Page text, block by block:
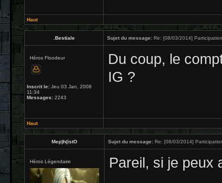
Haut
.Bestiale Sujet du message: Re: [08/03/2014]
Héros Floodeur
Inscrit le: Jeu 03 Jan, 2008
11:34
Messages: 2243
Du coup, le
IG ?
Haut
Mep)h(istO Sujet du message: Re: [08/03/2014]
Héros Légendaire Pareil, si je peux